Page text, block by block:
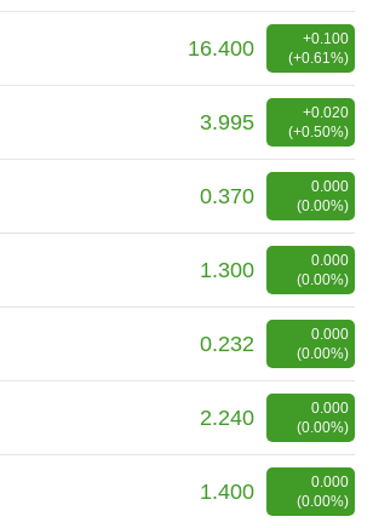
+0.100
(+0.61%)
16.400
+0.020
(+0.50%)
3.995
0.000
(0.00%)
0.370
0.000
(0.00%)
1.300
0.000
(0.00%)
0.232
0.000
(0.00%)
2.240
0.000
(0.00%)
1.400